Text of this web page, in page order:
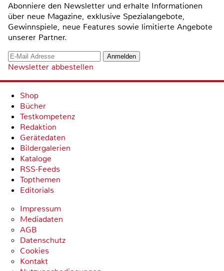
Abonniere den Newsletter und erhalte Informationen
über neue Magazine, exklusive Spezialangebote,
Gewinnspiele, neue Features sowie limitierte Angebote
unserer Partner.
Newsletter abbestellen
Shop
Bücher
Testkompetenz
Redaktion
Gerätedaten
Bildergalerien
Kataloge
RSS-Feeds
Topthemen
Editorials
Impressum
Mediadaten
AGB
Datenschutz
Cookies
Kontakt